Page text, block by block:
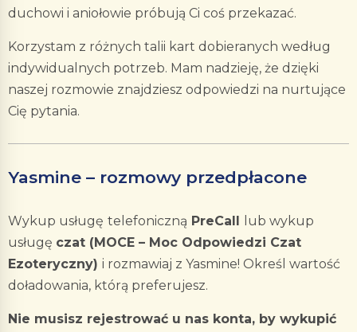
duchowi i aniołowie próbują Ci coś przekazać.
Korzystam z różnych talii kart dobieranych według
indywidualnych potrzeb. Mam nadzieję, że dzięki
naszej rozmowie znajdziesz odpowiedzi na nurtujące
Cię pytania.
Yasmine – rozmowy przedpłacone
Wykup usługę telefoniczną PreCall
lub wykup
usługę czat (MOCE – Moc Odpowiedzi Czat
Ezoteryczny) i rozmawiaj z Yasmine! Określ wartość
doładowania, którą preferujesz.
Nie musisz rejestrować u nas konta, by wykupić